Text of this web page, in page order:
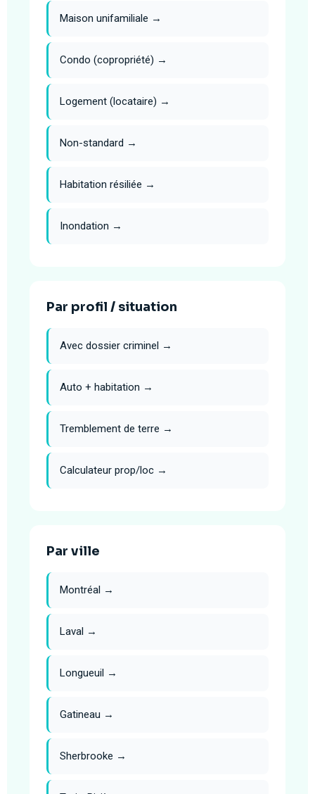
Maison unifamiliale →
Condo (copropriété) →
Logement (locataire) →
Non-standard →
Habitation résiliée →
Inondation →
Par profil / situation
Avec dossier criminel →
Auto + habitation →
Tremblement de terre →
Calculateur prop/loc →
Par ville
Montréal →
Laval →
Longueuil →
Gatineau →
Sherbrooke →